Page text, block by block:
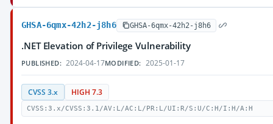
GHSA-6qmx-42h2-j8h6 GHSA-6qmx-42h2-j8h6
.NET Elevation of Privilege Vulnerability
PUBLISHED: 2024-04-17MODIFIED: 2025-01-17
CVSS 3.x HIGH 7.3
CVSS:3.x/CVSS:3.1/AV:L/AC:L/PR:L/UI:R/S:U/C:H/I:H/A:H